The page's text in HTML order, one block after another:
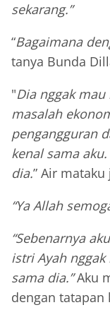
sekarang.”
“Bagaimana
tanya Bunda
"Dia nggak
masalah
pengangguran
kenal sama
dia.” Air
“Ya Allah
“Sebenarnya
istri Ayah
sama dia.”Aku
dengan tatapan